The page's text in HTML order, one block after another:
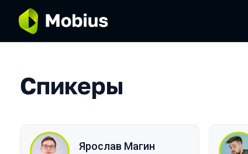
Спикеры
Ярослав Магин